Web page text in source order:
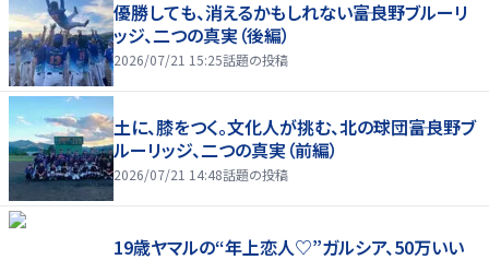
優勝しても、消えるかもしれない――富良野ブルーリ
ッジ、二つの真実（後編）
2026/07/21 15:25話題の投稿
土に、膝をつく。文化人が挑む、北の球団――富良野ブ
ルーリッジ、二つの真実（前編）
2026/07/21 14:48話題の投稿
19歳ヤマルの“年上恋人♡”ガルシア、50万いい